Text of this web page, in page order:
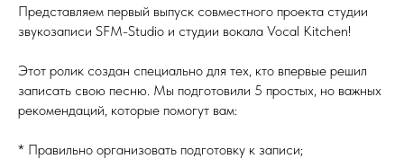
Представляем первый выпуск совместного проекта студии
звукозаписи SFM-Studio и студии вокала Vocal Kitchen!
Этот ролик создан специально для тех, кто впервые решил
записать свою песню. Мы подготовили 5 простых, но важных
рекомендаций, которые помогут вам:
* Правильно организовать подготовку к записи;